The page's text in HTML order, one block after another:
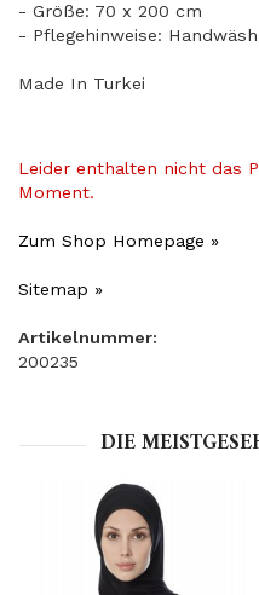
- Größe: 70 x 200 cm
- Pflegehinweise: Handwäsh
Made In Turkei
Leider enthalten nicht das
Moment.
Zum Shop Homepage »
Sitemap »
Artikelnummer:
200235
DIE